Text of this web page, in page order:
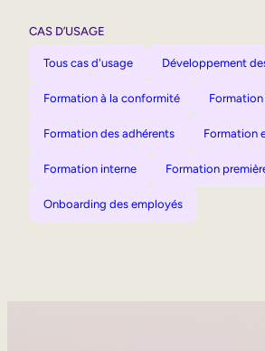
CAS D’USAGE
Tous cas d'usage Développement
Formation à la conformité
Formation des adhérents Formation
Formation interne Formation
Onboarding des employés